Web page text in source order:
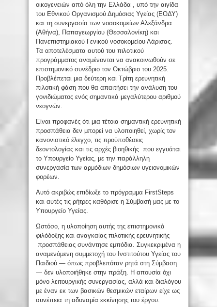
οικογενειών από όλη την Ελλάδα , υπό την αιγίδα
του Εθνικού Οργανισμού Δημόσιας Υγείας (ΕΟΔΥ)
και τη συνεργασία των νοσοκομείων Αλεξάνδρα
(Αθήνα), Παπαγεωργίου (Θεσσαλονίκη) και
Πανεπιστημιακού Γενικού νοσοκομείου Λάρισας.
Τα αποτελέσματα αυτού του πιλοτικού
προγράμματος αναμένονται να ανακοινωθούν σε
επιστημονικό συνέδριο τον Οκτώβριο του 2025.
Προβλέπεται μια δεύτερη και Τρίτη ερευνητική
πιλοτική φάση που θα απαιτήσει την ανάλυση του
γονιδιώματος ενός σημαντικά μεγαλύτερου αριθμού
νεογνών.
Είναι προφανές ότι μια τέτοια σημαντική ερευνητική
προσπάθεια δεν μπορεί να υλοποιηθεί, χωρίς τον
κανονιστικό έλεγχο, τις προϋποθέσεις
δεοντολογίας και τις αρχές βιοηθικής που εγγυάται
το Υπουργείο Υγείας, με την παράλληλη
συνεργασία των αρμόδιων δημόσιων υγειονομικών
φορέων.
Αυτό ακριβώς επιδίωξε το πρόγραμμα FirstSteps
και αυτές τις ρήτρες καθόρισε η Σύμβασή μας με το
Υπουργείο Υγείας.
Ωστόσο, η υλοποίηση αυτής της επιστημονικά
φιλόδοξης και αναγκαίας πιλοτικής ερευνητικής
προσπάθειας συνάντησε εμπόδια. Συγκεκριμένα η
αναμενόμενη συμμετοχή του Ινστιτούτου Υγείας του
Παιδιού — όπως προβλεπόταν ρητά στη Σύμβαση
— δεν υλοποιήθηκε στην πράξη. Η απουσία όχι
μόνο λειτουργικής συνεργασίας, αλλά και διαλόγου
με έναν εκ των βασικών θεσμικών εταίρων είχε ως
συνέπεια τη αδυναμία εκκίνησης του έργου.